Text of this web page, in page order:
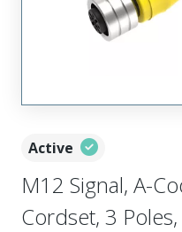
Active
M12 Signal, A-
Cordset, 3